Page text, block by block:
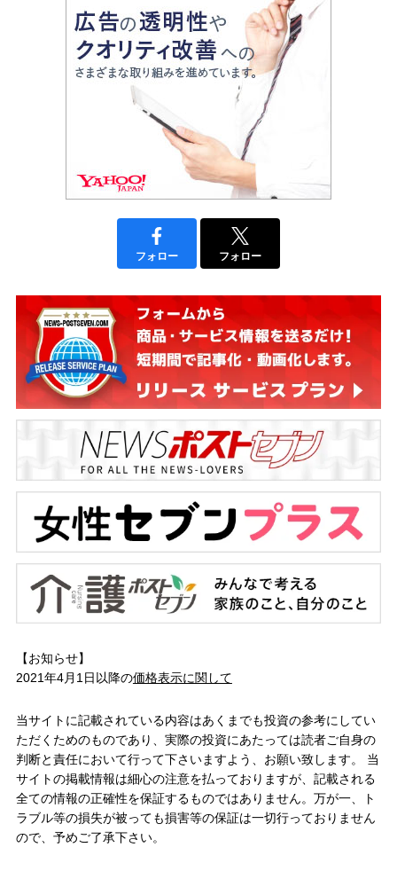
フォロー フォロー
【お知らせ】
2021年4月1日以降の価格表示に関して
当サイトに記載されている内容はあくまでも投資の参考にしてい
ただくためのものであり、実際の投資にあたっては読者ご自身の
判断と責任において行って下さいますよう、お願い致します。 当
サイトの掲載情報は細心の注意を払っておりますが、記載される
全ての情報の正確性を保証するものではありません。万が一、ト
ラブル等の損失が被っても損害等の保証は一切行っておりません
ので、予めご了承下さい。